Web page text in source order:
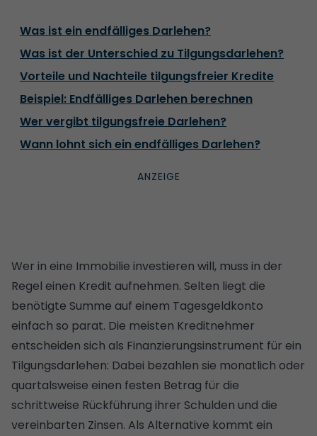
Was ist ein endfälliges Darlehen?
Was ist der Unterschied zu Tilgungsdarlehen?
Vorteile und Nachteile tilgungsfreier Kredite
Beispiel: Endfälliges Darlehen berechnen
Wer vergibt tilgungsfreie Darlehen?
Wann lohnt sich ein endfälliges Darlehen?
Wer in eine Immobilie investieren will, muss in der
Regel einen Kredit aufnehmen. Selten liegt die
benötigte Summe auf einem Tagesgeldkonto
einfach so parat. Die meisten Kreditnehmer
entscheiden sich als Finanzierungsinstrument für ein
Tilgungsdarlehen: Dabei bezahlen sie monatlich oder
quartalsweise einen festen Betrag für die
schrittweise Rückführung ihrer Schulden und die
vereinbarten Zinsen. Als Alternative kommt ein